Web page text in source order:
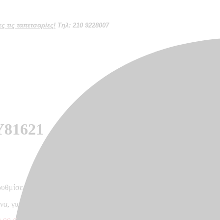
τις ταπετσαρίες! Τηλ: 210 9228007
κάθε οθόνης
για σαλόνι, κρεβατοκάμαρα, γραφείο – Made in Germany, 10,05 x